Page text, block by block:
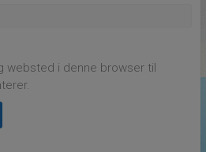
websted i denne browser til